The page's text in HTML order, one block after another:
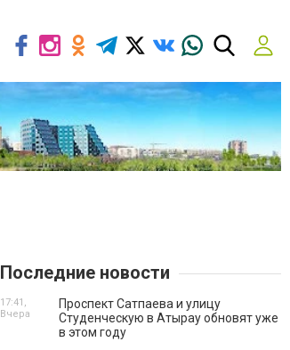
Последние новости
Проспект Сатпаева и улицу
Студенческую в Атырау обновят уже
в этом году
17:41,
Вчера